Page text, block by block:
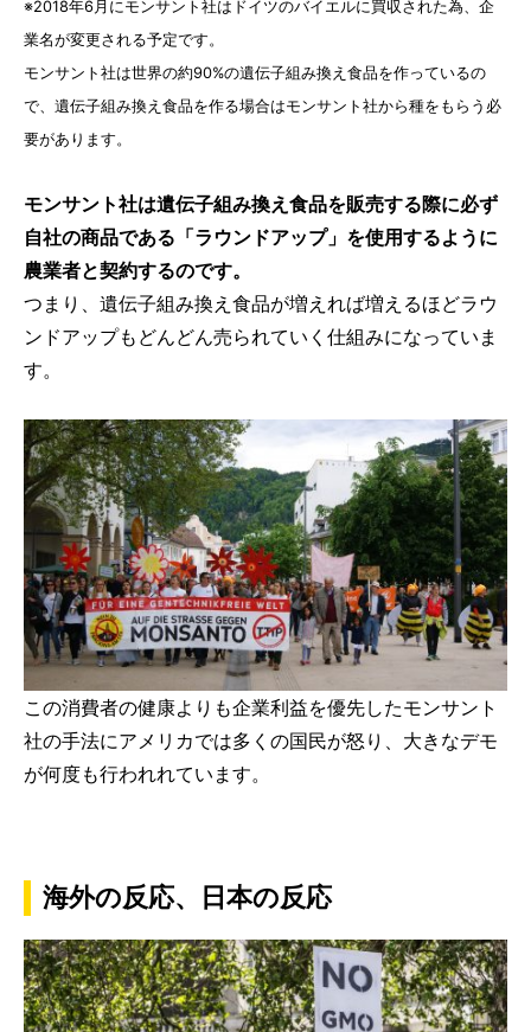
※2018年6月にモンサント社はドイツのバイエルに買収された為、企
業名が変更される予定です。
モンサント社は世界の約90%の遺伝子組み換え食品を作っているの
で、遺伝子組み換え食品を作る場合はモンサント社から種をもらう必
要があります。
モンサント社は遺伝子組み換え食品を販売する際に必ず
自社の商品である「ラウンドアップ」を使用するように
農業者と契約するのです。
つまり、遺伝子組み換え食品が増えれば増えるほどラウ
ンドアップもどんどん売られていく仕組みになっていま
す。
この消費者の健康よりも企業利益を優先したモンサント
社の手法にアメリカでは多くの国民が怒り、大きなデモ
が何度も行われれています。
海外の反応、日本の反応